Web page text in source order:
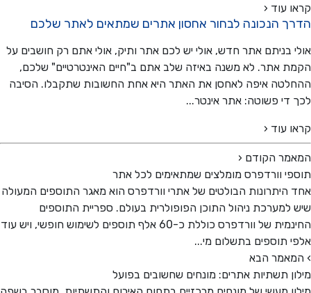
עוד ‹
הנכונה לבחור אחסון אתרים שמתאים לאתר שלכם
בניתם אתר חדש, אולי יש לכם אתר ותיק, אולי אתם רק חושבים על
אתר. לא משנה באיזה שלב אתם ב"חיים האינטרטיים" שלכם,
איפה לאחסן את האתר היא אחת החשובות שתקבלו. הסיבה
די פשוטה: אתר אינטר...
עוד ‹
הקודם ‹
וורדפרס מומלצים שמתאימים לכל אתר
היתרונות הבולטים של אתרי וורדפרס הוא מאגר התוספים המעולה
ניהול התוכן הפופולרית בעולם. ספריית התוספים
החינמית של וורדפרס כוללת כ-60 אלף תוספים לשימוש חופשי, ויש עוד
תוספים בתשלום מי...
הבא
תשתיות אתרים: מונחים שחשובים בפועל